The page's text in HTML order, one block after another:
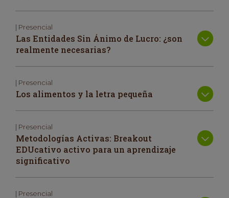
| Presencial
Las Entidades Sin Ánimo de Lucro: ¿son
realmente necesarias?
| Presencial
Los alimentos y la letra pequeña
| Presencial
Metodologías Activas: Breakout
EDUcativo activo para un aprendizaje
significativo
| Presencial